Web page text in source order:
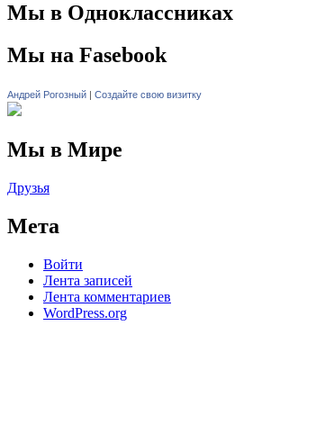
Мы в Одноклассниках
Мы на Fasebook
Андрей Рогозный | Создайте свою визитку
Мы в Мире
Друзья
Мета
Войти
Лента записей
Лента комментариев
WordPress.org